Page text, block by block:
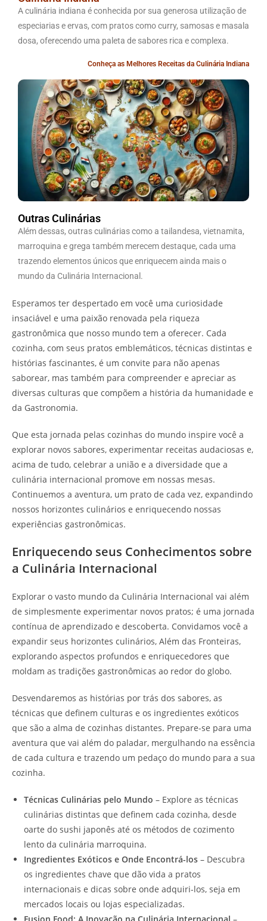
A culinária indiana é conhecida por sua generosa utilização de
especiarias e ervas, com pratos como curry, samosas e masala
dosa, oferecendo uma paleta de sabores rica e complexa.
Conheça as Melhores Receitas da Culinária Indiana
Outras Culinárias
Além dessas, outras culinárias como a tailandesa, vietnamita,
marroquina e grega também merecem destaque, cada uma
trazendo elementos únicos que enriquecem ainda mais o
mundo da Culinária Internacional.
Esperamos ter despertado em você uma curiosidade
insaciável e uma paixão renovada pela riqueza
gastronômica que nosso mundo tem a oferecer. Cada
cozinha, com seus pratos emblemáticos, técnicas distintas e
histórias fascinantes, é um convite para não apenas
saborear, mas também para compreender e apreciar as
diversas culturas que compõem a história da humanidade e
da Gastronomia.
Que esta jornada pelas cozinhas do mundo inspire você a
explorar novos sabores, experimentar receitas audaciosas e,
acima de tudo, celebrar a união e a diversidade que a
culinária internacional promove em nossas mesas.
Continuemos a aventura, um prato de cada vez, expandindo
nossos horizontes culinários e enriquecendo nossas
experiências gastronômicas.
Enriquecendo seus Conhecimentos sobre
a Culinária Internacional
Explorar o vasto mundo da Culinária Internacional vai além
de simplesmente experimentar novos pratos; é uma jornada
contínua de aprendizado e descoberta. Convidamos você a
expandir seus horizontes culinários, Além das Fronteiras,
explorando aspectos profundos e enriquecedores que
moldam as tradições gastronômicas ao redor do globo.
Desvendaremos as histórias por trás dos sabores, as
técnicas que definem culturas e os ingredientes exóticos
que são a alma de cozinhas distantes. Prepare-se para uma
aventura que vai além do paladar, mergulhando na essência
de cada cultura e trazendo um pedaço do mundo para a sua
cozinha.
Técnicas Culinárias pelo Mundo – Explore as técnicas
culinárias distintas que definem cada cozinha, desde
oarte do sushi japonês até os métodos de cozimento
lento da culinária marroquina.
Ingredientes Exóticos e Onde Encontrá-los – Descubra
os ingredientes chave que dão vida a pratos
internacionais e dicas sobre onde adquiri-los, seja em
mercados locais ou lojas especializadas.
Fusion Food: A Inovação na Culinária Internacional –